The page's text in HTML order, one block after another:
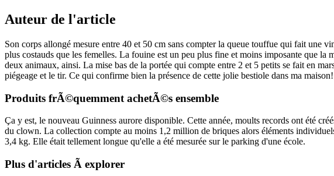
Auteur de l'article
Son corps allongé mesure entre 40 et 50 cm sans compter la queue touffue qui fait une
plus costauds que les femelles. La fouine est un peu plus fine et moins imposante que
deux animaux, ainsi. La mise bas de la portée qui compte entre 2 et 5 petits se fait en
piégeage et le tir. Ce qui confirme bien la présence de cette jolie bestiole dans ma
Produits frÃ©quemment achetÃ©s ensemble
Ça y est, le nouveau Guinness aurore disponible. Cette année, moults records ont été
du clown. La collection compte au moins 1,2 million de briques alors éléments
3,4 kg. Elle était tellement longue qu'elle a été mesurée sur le parking d'une école.
Plus d'articles Ã explorer